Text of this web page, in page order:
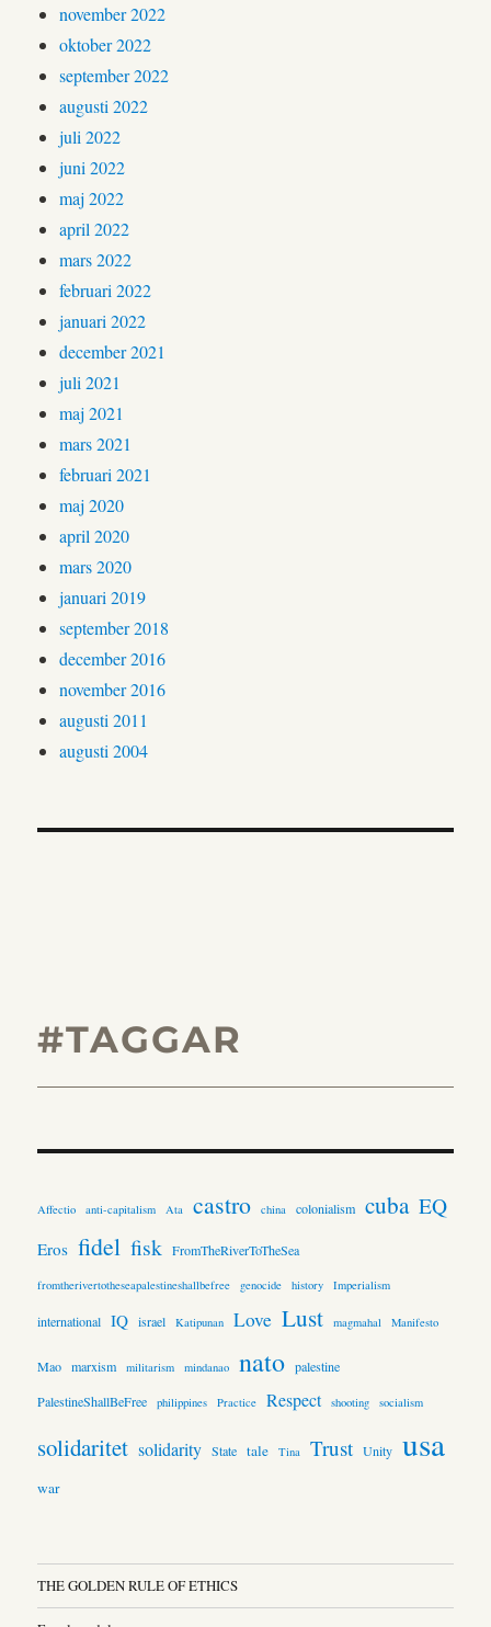
november 2022
oktober 2022
september 2022
augusti 2022
juli 2022
juni 2022
maj 2022
april 2022
mars 2022
februari 2022
januari 2022
december 2021
juli 2021
maj 2021
mars 2021
februari 2021
maj 2020
april 2020
mars 2020
januari 2019
september 2018
december 2016
november 2016
augusti 2011
augusti 2004
#TAGGAR
Affectio anti-capitalism Ata castro china colonialism cuba EQ
Eros fidel fisk FromTheRiverToTheSea
fromtherivertotheseapalestineshallbefree genocide history Imperialism
international IQ israel Katipunan Love Lust magmahal Manifesto
Mao marxism militarism mindanao nato palestine
PalestineShallBeFree
philippines Practice Respect shooting socialism
solidaritet solidarity State tale Tina Trust Unity usa
war
THE GOLDEN RULE OF ETHICS